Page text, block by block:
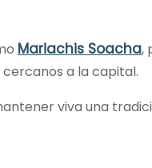
Mariachis Soacha,
a la capital.
viva una